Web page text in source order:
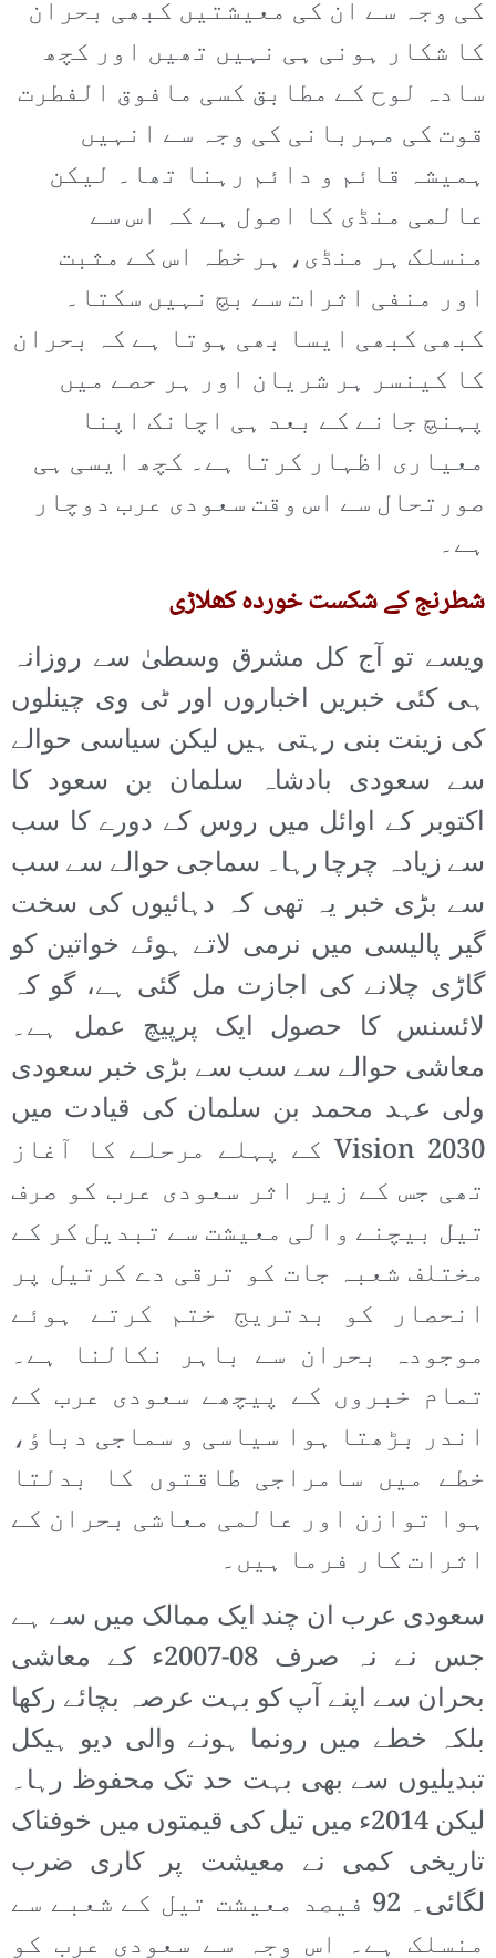
کی وجہ سے ان کی معیشتیں کبھی بحران
کا شکار ہونی ہی نہیں تھیں اور کچھ
سادہ لوح کے مطابق کسی مافوق الفطرت
قوت کی مہربانی کی وجہ سے انہیں
ہمیشہ قائم و دائم رہنا تھا۔ لیکن
عالمی منڈی کا اصول ہے کہ اس سے
منسلک ہر منڈی، ہر خطہ اس کے مثبت
اور منفی اثرات سے بچ نہیں سکتا۔
کبھی کبھی ایسا بھی ہوتا ہے کہ بحران
کا کینسر ہر شریان اور ہر حصے میں
پہنچ جانے کے بعد ہی اچانک اپنا
معیاری اظہار کرتا ہے۔ کچھ ایسی ہی
صورتحال سے اس وقت سعودی عرب دوچار
ہے۔
شطرنج کے شکست خوردہ کھلاڑی
ویسے تو آج کل مشرق وسطیٰ سے روزانہ
ہی کئی خبریں اخباروں اور ٹی وی چینلوں
کی زینت بنی رہتی ہیں لیکن سیاسی حوالے
سے سعودی بادشاہ سلمان بن سعود کا
اکتوبر کے اوائل میں روس کے دورے کا سب
سے زیادہ چرچا رہا۔ سماجی حوالے سے سب
سے بڑی خبر یہ تھی کہ دہائیوں کی سخت
گیر پالیسی میں نرمی لاتے ہوئے خواتین کو
گاڑی چلانے کی اجازت مل گئی ہے، گو کہ
لائسنس کا حصول ایک پرپیچ عمل ہے۔
معاشی حوالے سے سب سے بڑی خبر سعودی
ولی عہد محمد بن سلمان کی قیادت میں
2030 Vision کے پہلے مرحلے کا آغاز
تھی جس کے زیر اثر سعودی عرب کو صرف
تیل بیچنے والی معیشت سے تبدیل کر کے
مختلف شعبہ جات کو ترقی دے کرتیل پر
انحصار کو بدتریج ختم کرتے ہوئے
موجودہ بحران سے باہر نکالنا ہے۔
تمام خبروں کے پیچھے سعودی عرب کے
اندر بڑھتا ہوا سیاسی و سماجی دباؤ،
خطے میں سامراجی طاقتوں کا بدلتا
ہوا توازن اور عالمی معاشی بحران کے
اثرات کار فرما ہیں۔
سعودی عرب ان چند ایک ممالک میں سے ہے
جس نے نہ صرف 08-2007ء کے معاشی
بحران سے اپنے آپ کو بہت عرصہ بچائے رکھا
بلکہ خطے میں رونما ہونے والی دیو ہیکل
تبدیلیوں سے بھی بہت حد تک محفوظ رہا۔
لیکن 2014ء میں تیل کی قیمتوں میں خوفناک
تاریخی کمی نے معیشت پر کاری ضرب
لگائی۔ 92 فیصد معیشت تیل کے شعبے سے
منسلک ہے۔ اس وجہ سے سعودی عرب کو